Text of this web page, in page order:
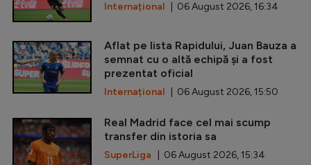
Internațional | 06 August 2026, 16:34
Aflat pe lista Rapidului, Juan Bauza a
semnat cu o altă echipă și a fost
prezentat oficial
Internațional | 06 August 2026, 15:50
Real Madrid face cel mai scump
transfer din istoria sa
SuperLiga | 06 August 2026, 15:34